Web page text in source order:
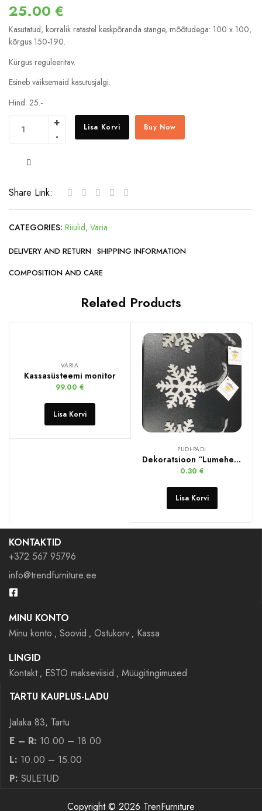
25.00 €
Kasutatud, korralik ratastel keskpõranda stange, mõõtudega: 100 x 100,
kõrgus 150-190.
Kürgus reguleeritav.
Esineb väiksemaid kasutusjälgi.
Hind: 25.-
Lisa Korvi Buy Now
Share Link:
CATEGORIES: Riiulid, Varia
DELIVERY AND RETURN SHIPPING INFORMATION
COMPOSITION AND CARE
Related Products
VARIA
Kassasüsteemi monitor
99.00 €
Lisa Korvi
PUDI-PADI
Dekoratsioon “Lumehelbeke”
0.30 €
Lisa Korvi
KONTAKTID
+372 567 95796
info@trendfurniture.ee
MINU KONTO
Minu konto
Soovid Ostukorv
Kassa
LINGID
Kontakt
ESTO makseviisid
Müügitingimused
TARTU KAUPLUS-LADU
Jalaka 83, Tartu
E – R: 10.00 – 18.00
L: 10.00 – 15.00
P: SULETUD
Copyright © 2026 TrenFurniture